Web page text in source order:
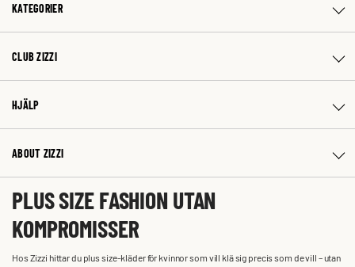
KATEGORIER
CLUB ZIZZI
HJÄLP
ABOUT ZIZZI
PLUS SIZE FASHION UTAN
KOMPROMISSER
Hos Zizzi hittar du plus size-kläder för kvinnor som vill klä sig precis som de vill – utan